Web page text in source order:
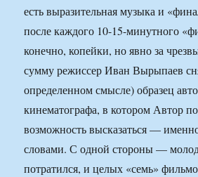
есть выразительная музыка и
после каждого 10-15-минутного
конечно, копейки, но явно за
сумму режиссер Иван Вырыпаев
определенном смысле) образец
кинематографа, в котором Автор
возможность высказаться —
словами. С одной стороны —
потратился, и целых «семь»